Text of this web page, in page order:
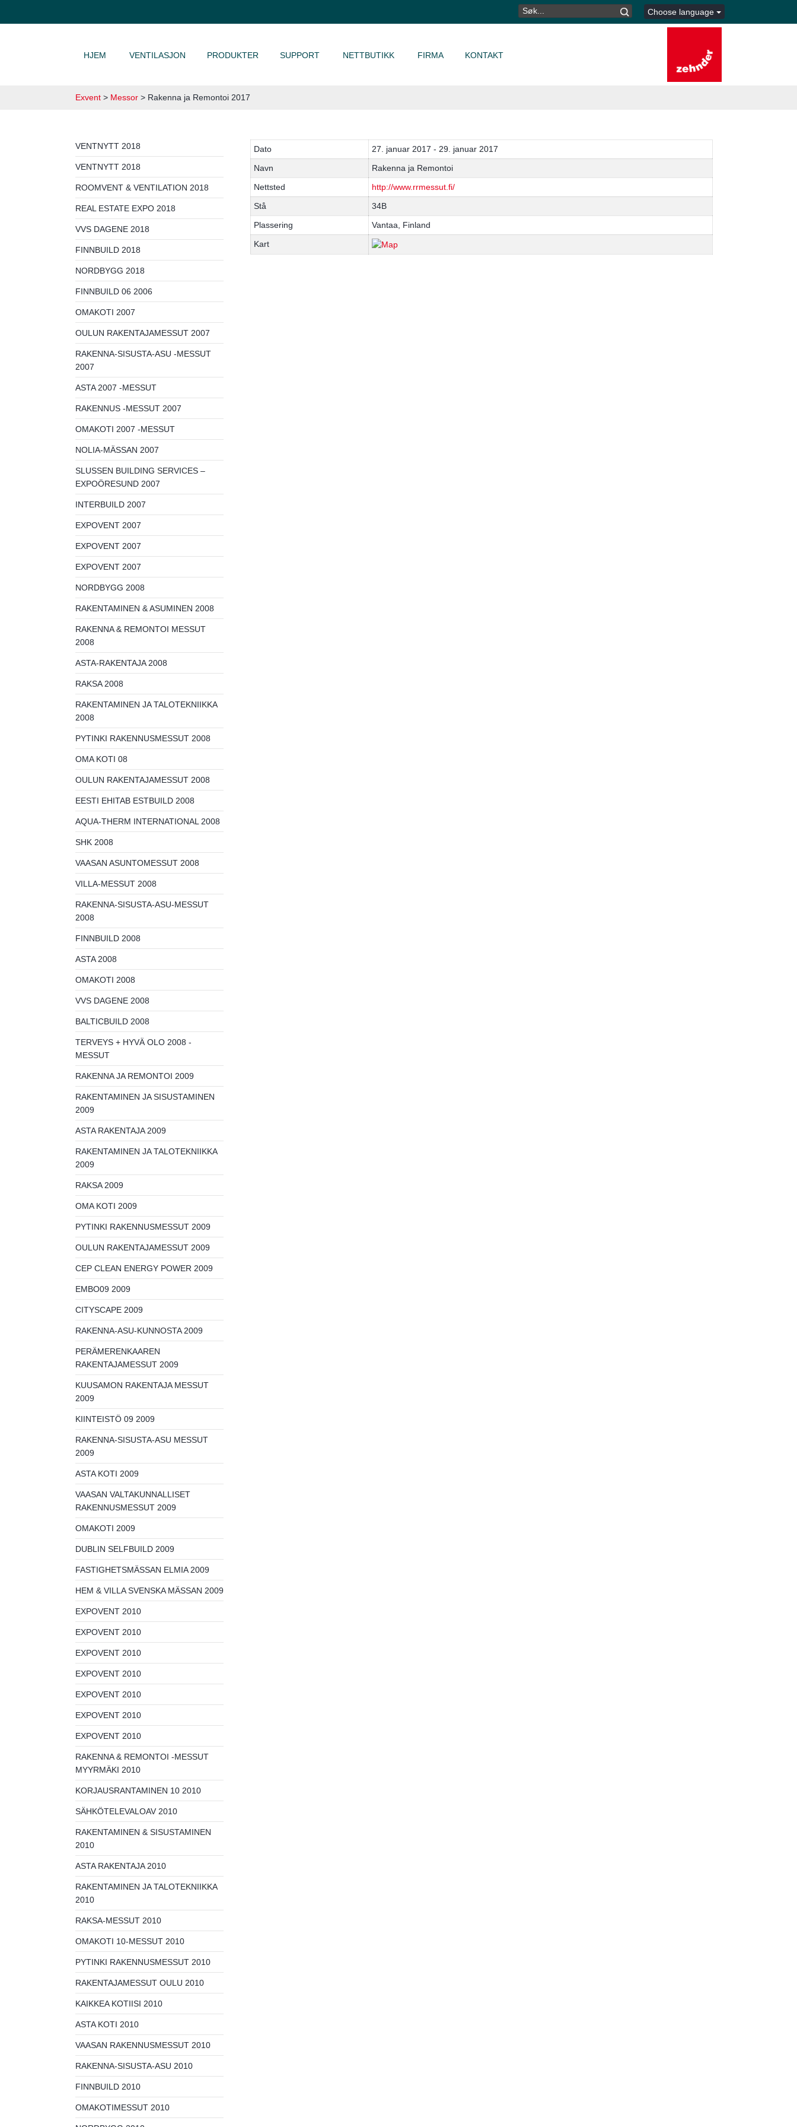
SØK
ETTER:
Choose language
HJEM VENTILASJON PRODUKTER SUPPORT NETTBUTIKK FIRMA KONTAKT
Exvent > Messor > Rakenna ja Remontoi 2017
VENTNYTT 2018
VENTNYTT 2018
ROOMVENT & VENTILATION 2018
REAL ESTATE EXPO 2018
VVS DAGENE 2018
FINNBUILD 2018
NORDBYGG 2018
FINNBUILD 06 2006
OMAKOTI 2007
OULUN RAKENTAJAMESSUT 2007
RAKENNA-SISUSTA-ASU -MESSUT
2007
ASTA 2007 -MESSUT
RAKENNUS -MESSUT 2007
OMAKOTI 2007 -MESSUT
NOLIA-MÄSSAN 2007
SLUSSEN BUILDING SERVICES –
EXPOÖRESUND 2007
INTERBUILD 2007
EXPOVENT 2007
EXPOVENT 2007
EXPOVENT 2007
NORDBYGG 2008
RAKENTAMINEN & ASUMINEN 2008
RAKENNA & REMONTOI MESSUT
2008
ASTA-RAKENTAJA 2008
RAKSA 2008
RAKENTAMINEN JA TALOTEKNIIKKA
2008
PYTINKI RAKENNUSMESSUT 2008
OMA KOTI 08
OULUN RAKENTAJAMESSUT 2008
EESTI EHITAB ESTBUILD 2008
AQUA-THERM INTERNATIONAL 2008
SHK 2008
VAASAN ASUNTOMESSUT 2008
VILLA-MESSUT 2008
RAKENNA-SISUSTA-ASU-MESSUT
2008
FINNBUILD 2008
ASTA 2008
OMAKOTI 2008
VVS DAGENE 2008
BALTICBUILD 2008
TERVEYS + HYVÄ OLO 2008 -
MESSUT
RAKENNA JA REMONTOI 2009
RAKENTAMINEN JA SISUSTAMINEN
2009
ASTA RAKENTAJA 2009
RAKENTAMINEN JA TALOTEKNIIKKA
2009
RAKSA 2009
OMA KOTI 2009
PYTINKI RAKENNUSMESSUT 2009
OULUN RAKENTAJAMESSUT 2009
CEP CLEAN ENERGY POWER 2009
EMBO09 2009
CITYSCAPE 2009
RAKENNA-ASU-KUNNOSTA 2009
PERÄMERENKAAREN
RAKENTAJAMESSUT 2009
KUUSAMON RAKENTAJA MESSUT
2009
KIINTEISTÖ 09 2009
RAKENNA-SISUSTA-ASU MESSUT
2009
ASTA KOTI 2009
VAASAN VALTAKUNNALLISET
RAKENNUSMESSUT 2009
OMAKOTI 2009
DUBLIN SELFBUILD 2009
FASTIGHETSMÄSSAN ELMIA 2009
HEM & VILLA SVENSKA MÄSSAN 2009
EXPOVENT 2010
EXPOVENT 2010
EXPOVENT 2010
EXPOVENT 2010
EXPOVENT 2010
EXPOVENT 2010
EXPOVENT 2010
RAKENNA & REMONTOI -MESSUT
MYYRMÄKI 2010
KORJAUSRANTAMINEN 10 2010
SÄHKÖTELEVALOAV 2010
RAKENTAMINEN & SISUSTAMINEN
2010
ASTA RAKENTAJA 2010
RAKENTAMINEN JA TALOTEKNIIKKA
2010
RAKSA-MESSUT 2010
OMAKOTI 10-MESSUT 2010
PYTINKI RAKENNUSMESSUT 2010
RAKENTAJAMESSUT OULU 2010
KAIKKEA KOTIISI 2010
ASTA KOTI 2010
VAASAN RAKENNUSMESSUT 2010
RAKENNA-SISUSTA-ASU 2010
FINNBUILD 2010
OMAKOTIMESSUT 2010
Dato
27. januar 2017 - 29. januar 2017
Navn
Rakenna ja Remontoi
Nettsted
http://www.rrmessut.fi/
Stå
34B
Plassering
Vantaa, Finland
Kart